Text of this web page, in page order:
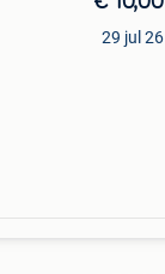
29 jul 26